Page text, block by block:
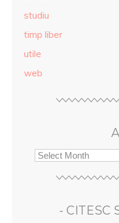
studiu
timp liber
utile
web
- CITESC